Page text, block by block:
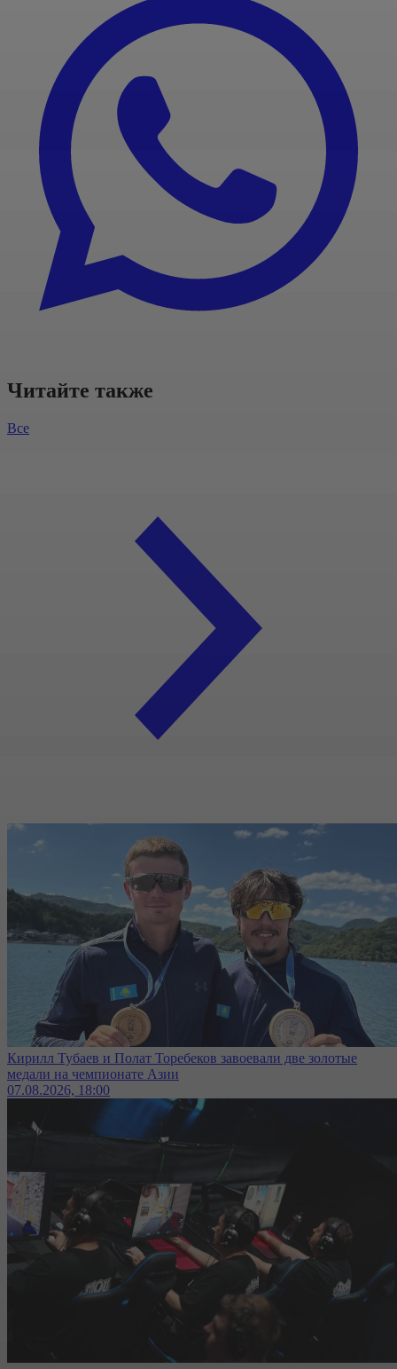
Читайте также
Все
Кирилл Тубаев и Полат Торебеков завоевали две золотые
медали на чемпионате Азии
07.08.2026, 18:00